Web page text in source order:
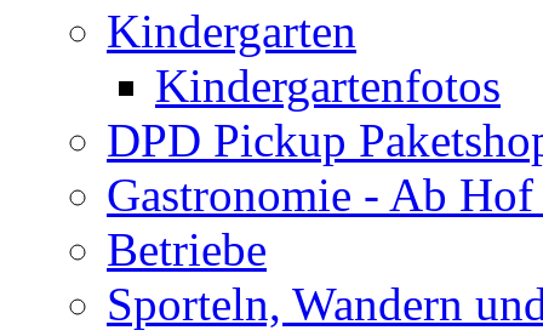
Kindergarten
Kindergartenfotos
DPD Pickup
Gastronomie - Ab
Betriebe
Sporteln, Wandern